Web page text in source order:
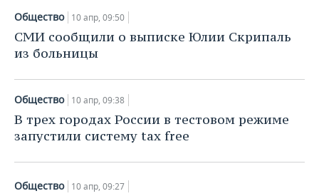
Общество 10 апр, 09:50
СМИ сообщили о выписке Юлии Скрипаль
из больницы
Общество 10 апр, 09:38
В трех городах России в тестовом режиме
запустили систему tax free
Общество 10 апр, 09:27